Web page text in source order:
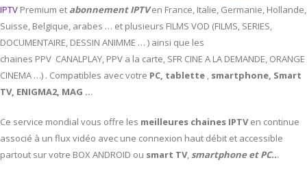
IPTV Premium et abonnement IPTVen France, Italie, Germanie, Hollande,
Suisse, Belgique, arabes … et plusieurs FILMS VOD (FILMS, SERIES,
DOCUMENTAIRE, DESSIN ANIMME … ) ainsi que les
chaines PPV CANALPLAY, PPV a la carte, SFR CINE A LA DEMANDE, ORANGE
CINEMA …) . Compatibles avec votre PC, tablette , smartphone, Smart
TV, ENIGMA2, MAG ...
Ce service mondial vous offre les meilleures chaines IPTVen continue
associé à un flux vidéo avec une connexion haut débit et accessible
partout sur votre BOX ANDROID ou smart TV,smartphone et PC...